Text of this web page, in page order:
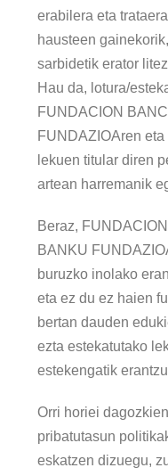
erabilera eta
hausteen
sarbidetik erator
Hau da, lotura/
FUNDACION
FUNDAZIOAren
lekuen titular diren
artean harremanik
Beraz,
BANKU
buruzko inolako
eta ez du ez haien
bertan dauden
ezta estekatutako
estekengatik
Orri horiei
pribatutasun
eskatzen dizuegu,